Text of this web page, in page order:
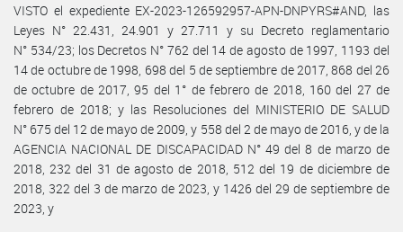
VISTO el expediente EX-2023-126592957-APN-DNPYRS#AND, las
Leyes N° 22.431, 24.901 y 27.711 y su Decreto reglamentario
N° 534/23; los Decretos N° 762 del 14 de agosto de 1997, 1193 del
14 de octubre de 1998, 698 del 5 de septiembre de 2017, 868 del 26
de octubre de 2017, 95 del 1° de febrero de 2018, 160 del 27 de
febrero de 2018; y las Resoluciones del MINISTERIO DE SALUD
N° 675 del 12 de mayo de 2009, y 558 del 2 de mayo de 2016, y de la
AGENCIA NACIONAL DE DISCAPACIDAD N° 49 del 8 de marzo de
2018, 232 del 31 de agosto de 2018, 512 del 19 de diciembre de
2018, 322 del 3 de marzo de 2023, y 1426 del 29 de septiembre de
2023, y